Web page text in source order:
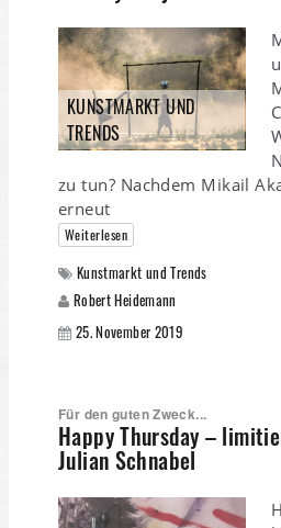
KUNSTMARKT UND
TRENDS
zu tun? Nachdem Mikail
erneut
Weiterlesen
Kunstmarkt und Trends
Robert Heidemann
25. November 2019
Für den guten Zweck...
Happy Thursday –
Julian Schnabel